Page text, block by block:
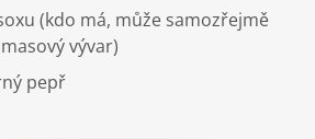
(kdo má, může samozřejmě
vývar)
pepř